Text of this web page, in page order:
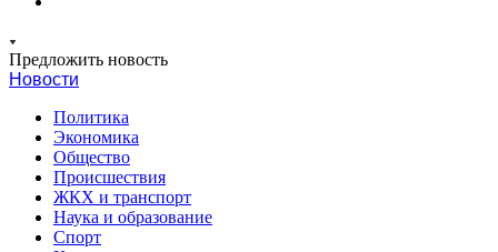
Предложить новость
Новости
Политика
Экономика
Общество
Происшествия
ЖКХ и транспорт
Наука и образование
Спорт